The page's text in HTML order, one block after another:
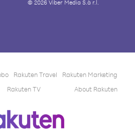
© 2026Viber Media S.à r.l.
Rakuten Travel
Rakuten Marketing
Rakuten TV About Rakuten